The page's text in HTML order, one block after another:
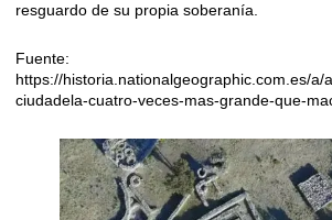
resguardo de su propia soberanía.
Fuente:
https://historia.nationalgeographic.com.es/a/
ciudadela-cuatro-veces-mas-grande-que-